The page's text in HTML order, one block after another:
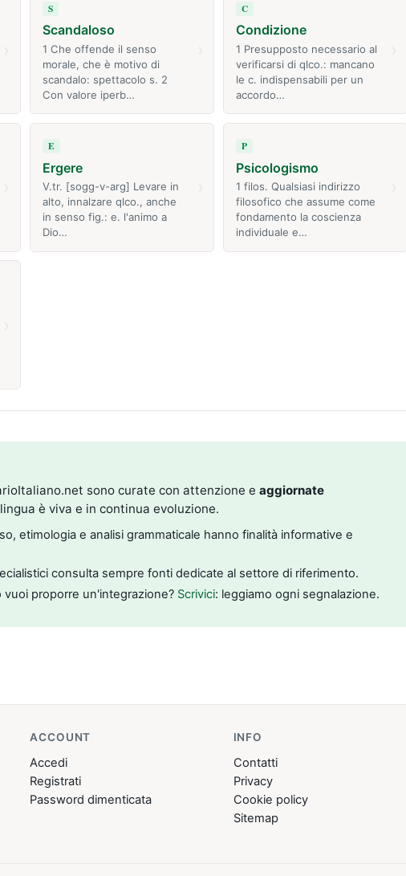
S
Scandaloso
1 Che offende il senso
morale, che è motivo di
scandalo: spettacolo s. 2
Con valore iperb…
C
Condizione
1 Presupposto necessario al
verificarsi di qlco.: mancano
le c. indispensabili per un
accordo…
E
Ergere
V.tr. [sogg-v-arg] Levare in
alto, innalzare qlco., anche
in senso fig.: e. l'animo a
Dio…
P
Psicologismo
1 filos. Qualsiasi indirizzo
filosofico che assume come
fondamento la coscienza
individuale e…
sono curate con attenzione e aggiornate
è viva e in continua evoluzione.
etimologia e analisi grammaticale hanno finalità informative e
consulta sempre fonti dedicate al settore di riferimento.
vuoi proporre un'integrazione? Scrivici: leggiamo ogni segnalazione.
ACCOUNT
Accedi
Registrati
Password dimenticata
INFO
Contatti
Privacy
Cookie policy
Sitemap